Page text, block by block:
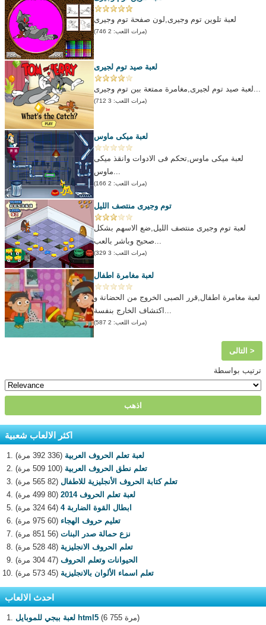
لعبة تلوين توم وجيرى,لون صفحة توم وجيرى
(مرات اللعب: 2 746)
لعبة صيد توم لجيرى
(مرات اللعب: 3 712)
لعبة ميكى ماوس
لعبة ميكى ماوس,تحكم فى الادوات وانقذ ميكى
(مرات اللعب: 2 166)
توم وجيرى منتصف الليل
لعبة توم وجيرى منتصف الليل,ضع الاسهم بشكل
(مرات اللعب: 3 329)
لعبة مغامرة اطفال
لعبة مغامرة اطفال,قرر الصبى الخروج من الحضانة و
(مرات اللعب: 2 587)
التالى >
ترتيب بواسطة
اكثر الالعاب شعبية
لعبة تعلم الحروف العربية (336 392 مرة)
تعلم نطق الحروف العربية (100 509 مرة)
تعلم كتابة الحروف الأنجليزية للاطفال (82 565 مرة)
لعبة تعلم الحروف 2014
(80 499 مرة)
ابطال القوة الضاربة 4
(64 324 مرة)
تعليم حروف الهجاء (60 975 مرة)
نزع حمالة صدر البنات (56 851 مرة)
تعلم الحروف الانجليزية (48 528 مرة)
الحيوانات وتعلم الحروف (47 304 مرة)
تعلم اسماء الألوان بالانجليزية (45 573 مرة)
احدث الالعاب
لعبة ببجي للموبايل html5
(6 755 مرة)